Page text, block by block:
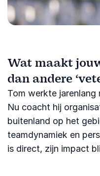
Wat maakt
dan andere
Tom werkte jarenlang
Nu coacht hij
buitenland op het
teamdynamiek en
is direct, zijn impact